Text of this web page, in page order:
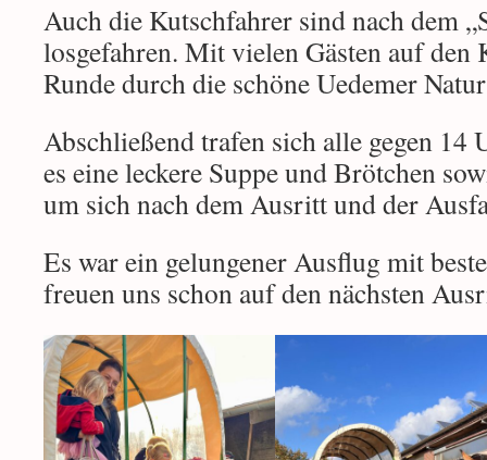
Auch die Kutschfahrer sind nach dem
losgefahren. Mit vielen Gästen auf den
Runde durch die schöne Uedemer
Abschließend trafen sich alle gegen 14
es eine leckere Suppe und Brötchen
um sich nach dem Ausritt und der
Es war ein gelungener Ausflug mit
freuen uns schon auf den nächsten